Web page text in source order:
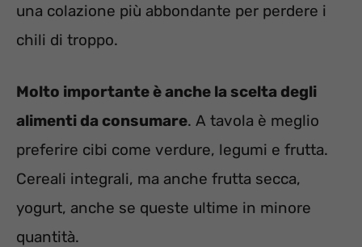
una colazione più abbondante per perdere i
chili di troppo.
Molto importante è anche la scelta degli
alimenti da consumare. A tavola è meglio
preferire cibi come verdure, legumi e frutta.
Cereali integrali, ma anche frutta secca,
yogurt, anche se queste ultime in minore
quantità.